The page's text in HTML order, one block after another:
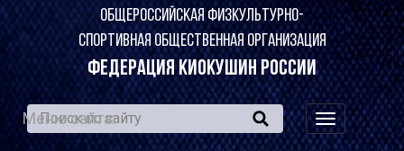
ОБЩЕРОССИЙСКАЯ ФИЗКУЛЬТУРНО-
СПОРТИВНАЯ ОБЩЕСТВЕННАЯ ОРГАНИЗАЦИЯ
ФЕДЕРАЦИЯ КИОКУШИН РОССИИ
навигация
по
Меню сайта: